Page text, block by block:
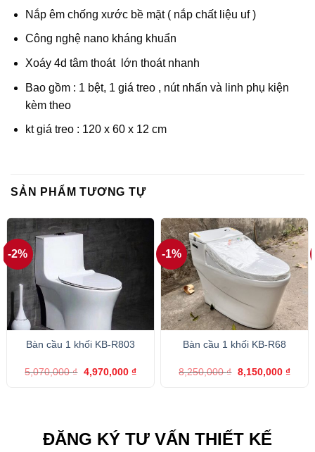
Nắp êm chống xước bề mặt ( nắp chất liệu uf )
Công nghệ nano kháng khuẩn
Xoáy 4d tâm thoát lớn thoát nhanh
Bao gồm : 1 bệt, 1 giá treo , nút nhấn và linh phụ kiện
kèm theo
kt giá treo : 120 x 60 x 12 cm
SẢN PHẨM TƯƠNG TỰ
-2%
Bàn cầu 1 khối KB-R803
5,070,000₫ Giá
gốc
4,970,000 ₫Giá
-1%
Bàn cầu 1 khối KB-R68
8,250,000₫ Giá
gốc
8,150,000 ₫Giá
ĐĂNG KÝ TƯ VẤN THIẾT KẾ